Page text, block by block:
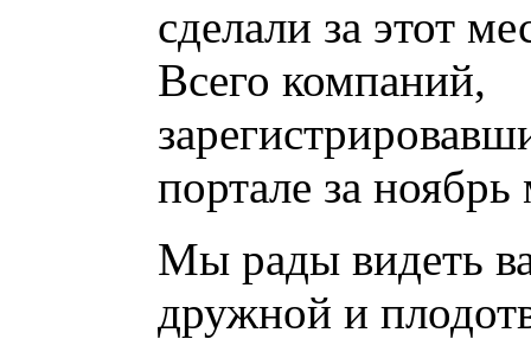
сделали за этот
Всего компаний,
портале за
Мы рады видеть
дружной и